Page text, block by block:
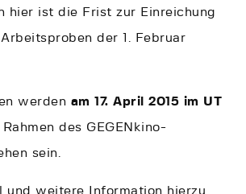
hier ist die Frist zur Einreichung
der 1. Februar
werden am 17. April 2015 im UT
Rahmen des GEGENkino-
sein.
und weitere Information hierzu